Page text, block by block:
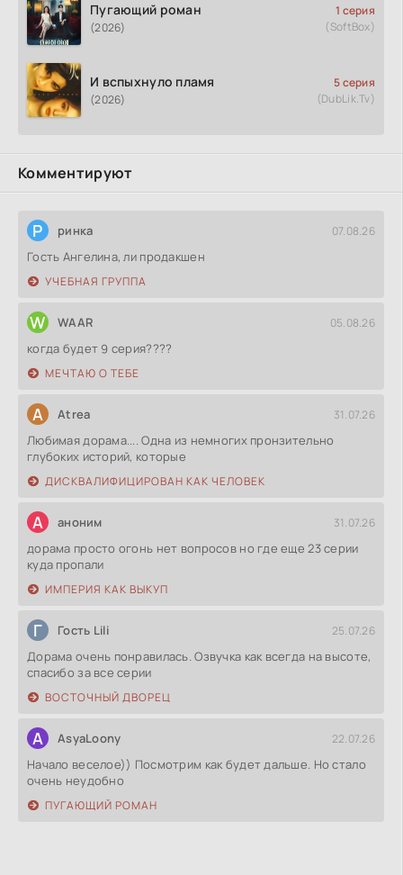
Пугающий роман
(2026)
1 серия
(SoftBox)
И вспыхнуло пламя
(2026)
5 серия
(DubLik.Tv)
Комментируют
Р ринка 07.08.26
Гость Ангелина, ли продакшен
УЧЕБНАЯ ГРУППА
W WAAR 05.08.26
когда будет 9 серия????
МЕЧТАЮ О ТЕБЕ
A Atrea 31.07.26
Любимая дорама.... Одна из немногих пронзительно
глубоких историй, которые
ДИСКВАЛИФИЦИРОВАН КАК ЧЕЛОВЕК
А аноним 31.07.26
дорама просто огонь нет вопросов но где еще 23 серии
куда пропали
ИМПЕРИЯ КАК ВЫКУП
Г Гость Lili 25.07.26
Дорама очень понравилась. Озвучка как всегда на высоте,
спасибо за все серии
ВОСТОЧНЫЙ ДВОРЕЦ
A AsyaLoony 22.07.26
Начало веселое)) Посмотрим как будет дальше. Но стало
очень неудобно
ПУГАЮЩИЙ РОМАН